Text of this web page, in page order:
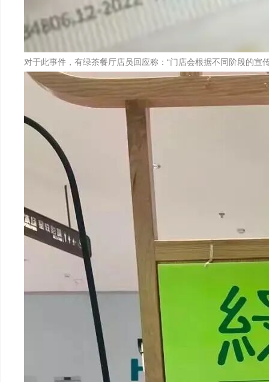
对于此事件，有绿茶餐厅店员回应称：“门店会根据不同阶段的宣